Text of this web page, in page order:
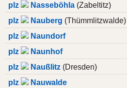
plz
Nasseböhla (Zabeltitz)
plz
Nauberg (Thümmlitzwalde)
plz
Naundorf
plz
Naunhof
plz
Naußlitz (Dresden)
plz
Nauwalde